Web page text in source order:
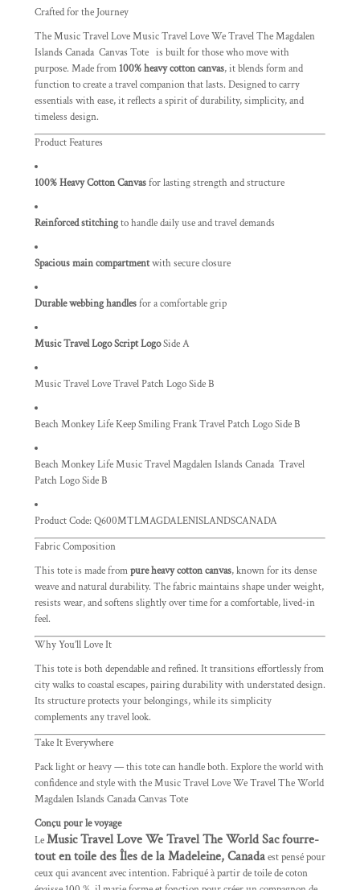
Crafted for the Journey
The Music Travel Love Music Travel Love We Travel The Magdalen
Islands Canada Canvas Tote is built for those who move with
purpose. Made from 100% heavy cotton canvas, it blends form and
function to create a travel companion that lasts. Designed to carry
essentials with ease, it reflects a spirit of durability, simplicity, and
timeless design.
Product Features
100% Heavy Cotton Canvasfor lasting strength and structure
Reinforced stitchingto handle daily use and travel demands
Spacious main compartmentwith secure closure
Durable webbing handlesfor a comfortable grip
Music Travel Logo Script LogoSide A
Music Travel Love Travel Patch Logo Side B
Beach Monkey Life Keep Smiling Frank Travel Patch Logo Side B
Beach Monkey Life Music Travel Magdalen Islands Canada Travel
Patch Logo Side B
Product Code: Q600MTLMAGDALENISLANDSCANADA
Fabric Composition
This tote is made frompure heavy cotton canvas, known for its dense
weave and natural durability. The fabric maintains shape under weight,
resists wear, and softens slightly over time for a comfortable, lived-in
feel.
Why You’ll Love It
This tote is both dependable and refined. It transitions effortlessly from
city walks to coastal escapes, pairing durability with understated design.
Its structure protects your belongings, while its simplicity
complements any travel look.
Take It Everywhere
Pack light or heavy — this tote can handle both. Explore the world with
confidence and style with the Music Travel Love We Travel The World
Magdalen Islands Canada Canvas Tote
Conçu pour le voyage
LeMusic Travel Love We Travel The World Sac fourre-
tout en toile des Îles de la Madeleine, Canadaest pensé pour
ceux qui avancent avec intention. Fabriqué à partir de toile de coton